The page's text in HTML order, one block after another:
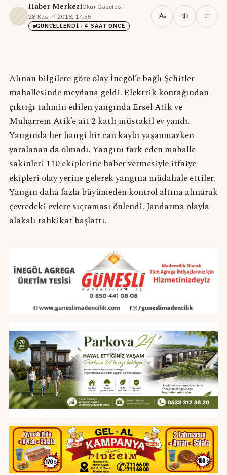
Haber MerkeziOkur Gazetesi·
28 Kasım 2018, 14:55 ·
GÜNCELLENDI · 4 SAAT ÖNCE
Aa
Alınan bilgilere göre olay İnegöl’e bağlı Şehitler
mahallesinde meydana geldi. Elektrik kontağından
çıktığı tahmin edilen yangında Ersel Atik ve
Muharrem Atik’e ait 2 katlı müstakil ev yandı.
Yangında her hangi bir can kaybı yaşanmazken
yaralanan da olmadı. Yangını fark eden mahalle
sakinleri 110 ekiplerine haber vermesiyle itfaiye
ekipleri olay yerine gelerek yangına müdahale ettiler.
Yangın daha fazla büyümeden kontrol altına alınarak
çevredeki evlere sıçraması önlendi. Jandarma olayla
alakalı tahkikat başlattı.